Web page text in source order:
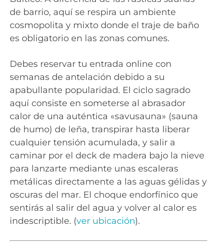
de barrio, aquí se respira un ambiente
cosmopolita y mixto donde el traje de baño
es obligatorio en las zonas comunes.
Debes reservar tu entrada online con
semanas de antelación debido a su
apabullante popularidad. El ciclo sagrado
aquí consiste en someterse al abrasador
calor de una auténtica «savusauna» (sauna
de humo) de leña, transpirar hasta liberar
cualquier tensión acumulada, y salir a
caminar por el deck de madera bajo la nieve
para lanzarte mediante unas escaleras
metálicas directamente a las aguas gélidas y
oscuras del mar. El choque endorfínico que
sentirás al salir del agua y volver al calor es
indescriptible. (ver ubicación).